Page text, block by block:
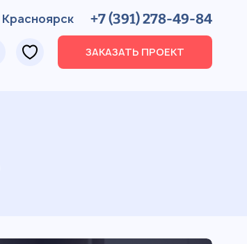
Красноярск +7 (391) 278-49-84
ЗАКАЗАТЬ ПРОЕКТ